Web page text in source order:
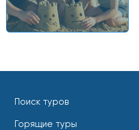
Поиск туров
Горящие туры